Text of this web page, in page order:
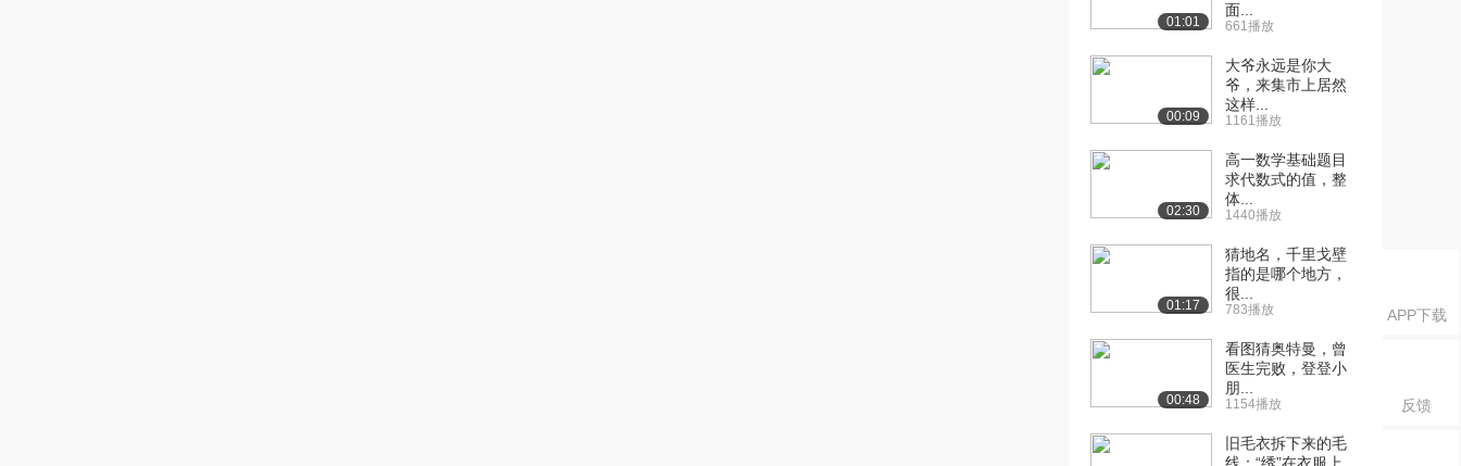
APP下载
反馈
[17] 2.3交互式触控一体机
1669播放
[18] 2.4交互式触控一体机
的教学应用（...
1301播放
[19] 2.5网络教室的组成与
类型
09:06
[20] 2.6网络教室的功能与
07:43
06:33
层次（上）
01:01
面...
661播放
00:09
大爷永远是你大
爷，来集市上居然
这样...
1161播放
02:30
高一数学基础题目
求代数式的值，整
体...
1440播放
01:17
猜地名，千里戈壁
指的是哪个地方，
很...
783播放
00:48
看图猜奥特曼，曾
医生完败，登登小
朋...
1154播放
旧毛衣拆下来的毛